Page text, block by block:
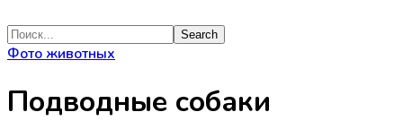
Фото животных
Подводные собаки